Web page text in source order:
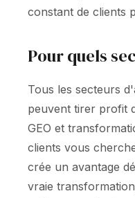
constant de clients
Pour quels
Tous les secteurs
peuvent tirer profit
GEO et
clients vous
crée un avantage
vraie